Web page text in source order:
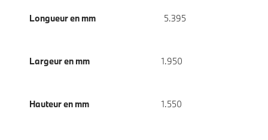
Longueur en mm 5.395
Largeur en mm 1.950
Hauteur en mm 1.550